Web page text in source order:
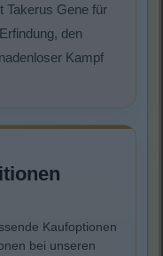
Takerus Gene für
den
Kampf
Kaufoptionen
bei unseren